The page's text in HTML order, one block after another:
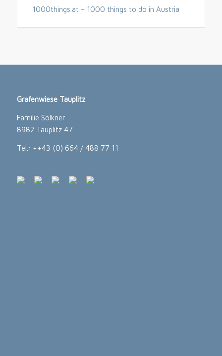
1000things.at – 1000 things to do in Austria
Grafenwiese Tauplitz
Familie Sölkner
8982 Tauplitz 47
Tel.: ++43 (0) 664 / 488 77 11